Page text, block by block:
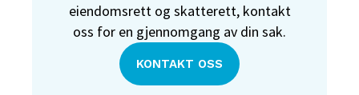
eiendomsrett og skatterett, kontakt
oss for en gjennomgang av din sak.
KONTAKT OSS